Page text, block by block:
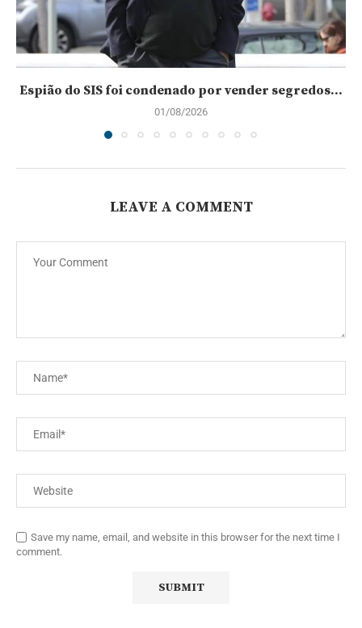
Espião do SIS foi condenado por vender segredos...
01/08/2026
LEAVE A COMMENT
Save my name, email, and website in this browser for the next time I
comment.